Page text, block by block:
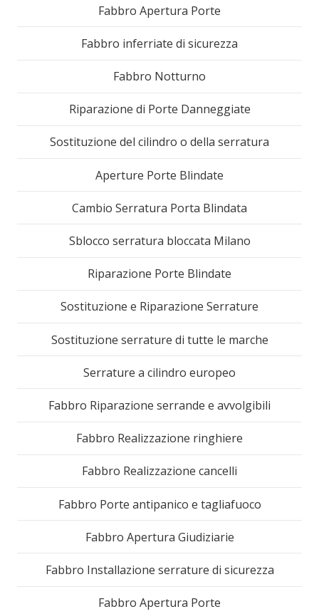
Fabbro Apertura Porte
Fabbro inferriate di sicurezza
Fabbro Notturno
Riparazione di Porte Danneggiate
Sostituzione del cilindro o della serratura
Aperture Porte Blindate
Cambio Serratura Porta Blindata
Sblocco serratura bloccata Milano
Riparazione Porte Blindate
Sostituzione e Riparazione Serrature
Sostituzione serrature di tutte le marche
Serrature a cilindro europeo
Fabbro Riparazione serrande e avvolgibili
Fabbro Realizzazione ringhiere
Fabbro Realizzazione cancelli
Fabbro Porte antipanico e tagliafuoco
Fabbro Apertura Giudiziarie
Fabbro Installazione serrature di sicurezza
Fabbro Apertura Porte